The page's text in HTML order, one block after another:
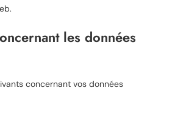
les données
concernant vos données